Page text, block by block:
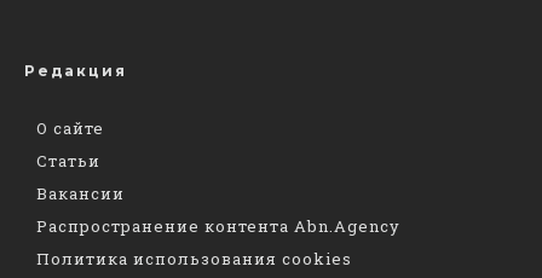
Редакция
О сайте
Статьи
Вакансии
Распространение контента Abn.Agency
Политика использования cookies